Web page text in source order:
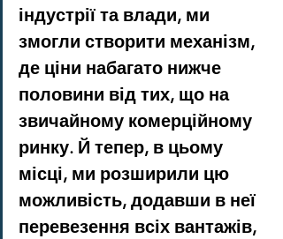
індустрії та влади, ми
змогли створити механізм,
де ціни набагато нижче
половини від тих, що на
звичайному комерційному
ринку. Й тепер, в цьому
місці, ми розширили цю
можливість, додавши в неї
перевезення всіх вантажів,